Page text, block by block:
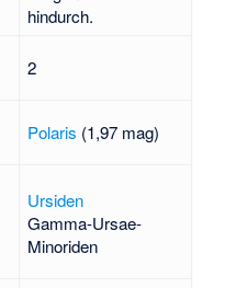
hindurch.
2
Polaris (1,97 mag)
Ursiden
Gamma-Ursae-
Minoriden